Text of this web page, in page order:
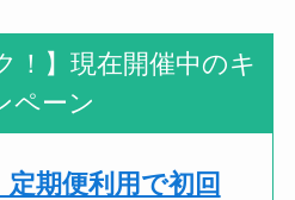
！】現在開催中のキ
ペーン
定期便利用で初回